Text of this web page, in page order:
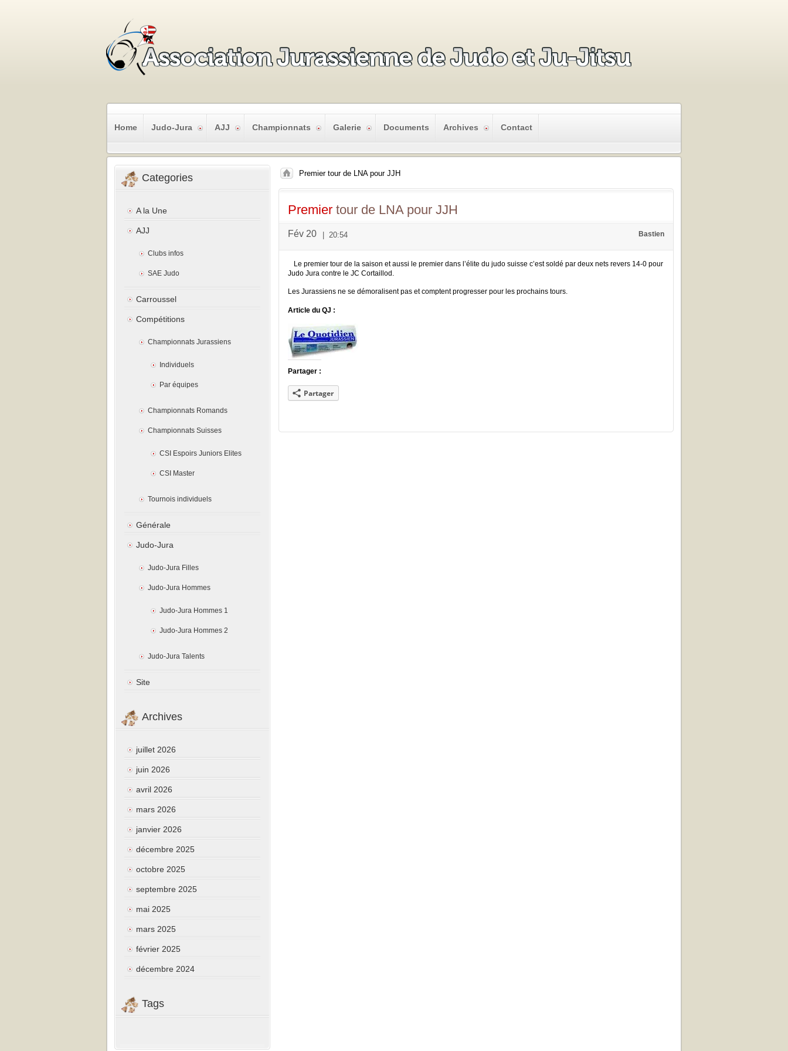
Home Judo-Jura AJJ Championnats Galerie Documents Archives Contact
Premier tour de LNA pour JJH
Premier tour de LNA pour JJH
Bastien
Fév 20 20:54
Le premier tour de la saison et aussi le premier dans l’élite du judo suisse c’est soldé par deux nets revers 14-0 pour
Judo Jura contre le JC Cortaillod.
Les Jurassiens ne se démoralisent pas et comptent progresser pour les prochains tours.
Article du QJ :
Partager :
Partager
Categories
A la Une
AJJ
Clubs infos
SAE Judo
Carroussel
Compétitions
Championnats Jurassiens
Individuels
Par équipes
Championnats Romands
Championnats Suisses
CSI Espoirs Juniors Elites
CSI Master
Tournois individuels
Générale
Judo-Jura
Judo-Jura Filles
Judo-Jura Hommes
Judo-Jura Hommes 1
Judo-Jura Hommes 2
Judo-Jura Talents
Site
Archives
juillet 2026
juin 2026
avril 2026
mars 2026
janvier 2026
décembre 2025
octobre 2025
septembre 2025
mai 2025
mars 2025
février 2025
décembre 2024
Tags